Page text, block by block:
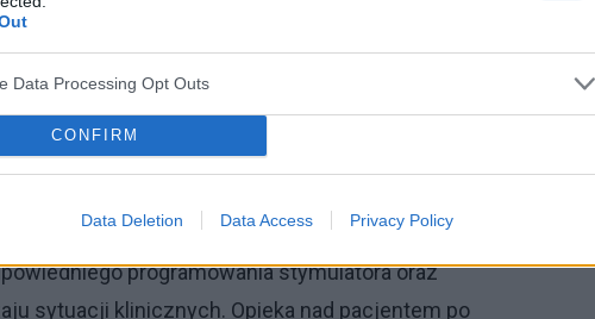
Data Processing Opt Outs
CONFIRM
Data Deletion Data Access Privacy Policy
lub łącznie, w zależności od stanu
w tym kontekście są implantowane
defibrylatory, rozruszniki do terapii
korzyść kliniczną, przedłużają im życie,
każdy z tych chorych wymaga
regularnych
programowania stymulatora oraz
sytuacji klinicznych. Opieka nad pacjentem po